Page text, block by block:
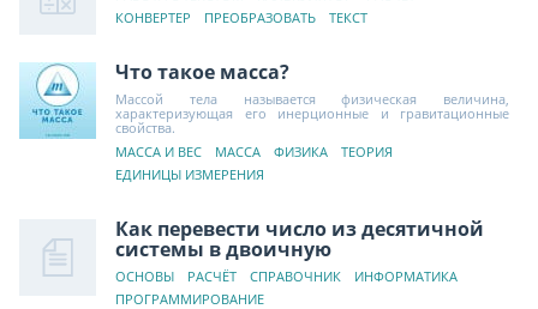
КОНВЕРТЕР
ПРЕОБРАЗОВАТЬ ТЕКСТ
Что такое масса?
Массой тела называется физическая величина,
характеризующая его инерционные и гравитационные
свойства.
МАССА И ВЕС
МАССА ФИЗИКА
ТЕОРИЯ
ЕДИНИЦЫ ИЗМЕРЕНИЯ
Как перевести число из десятичной
системы в двоичную
ОСНОВЫ РАСЧЁТ СПРАВОЧНИК
ИНФОРМАТИКА
ПРОГРАММИРОВАНИЕ